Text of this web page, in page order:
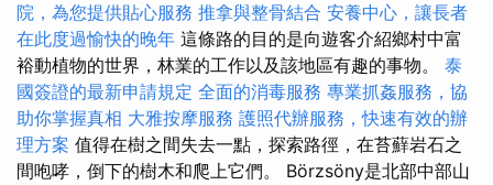
院，為您提供貼心服務 推拿與整骨結合 安養中心，讓長者
在此度過愉快的晚年 這條路的目的是向遊客介紹鄉村中富
裕動植物的世界，林業的工作以及該地區有趣的事物。 泰
國簽證的最新申請規定 全面的消毒服務 專業抓姦服務，協
助你掌握真相 大雅按摩服務 護照代辦服務，快速有效的辦
理方案 值得在樹之間失去一點，探索路徑，在苔蘚岩石之
間咆哮，倒下的樹木和爬上它們。 Börzsöny是北部中部山